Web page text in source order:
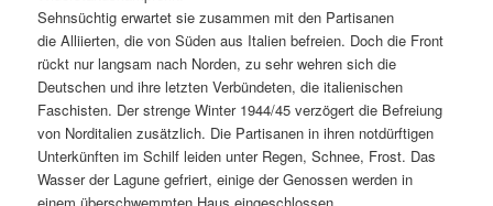
Sehnsüchtig erwartet sie zusammen mit den Partisanen
die Alliierten, die von Süden aus Italien befreien. Doch die Front
rückt nur langsam nach Norden, zu sehr wehren sich die
Deutschen und ihre letzten Verbündeten, die italienischen
Faschisten. Der strenge Winter 1944/45 verzögert die Befreiung
von Norditalien zusätzlich. Die Partisanen in ihren notdürftigen
Unterkünften im Schilf leiden unter Regen, Schnee, Frost. Das
Wasser der Lagune gefriert, einige der Genossen werden in